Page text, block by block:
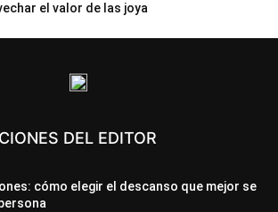
el valor de las joya
DEL EDITOR
cómo elegir el descanso que mejor se